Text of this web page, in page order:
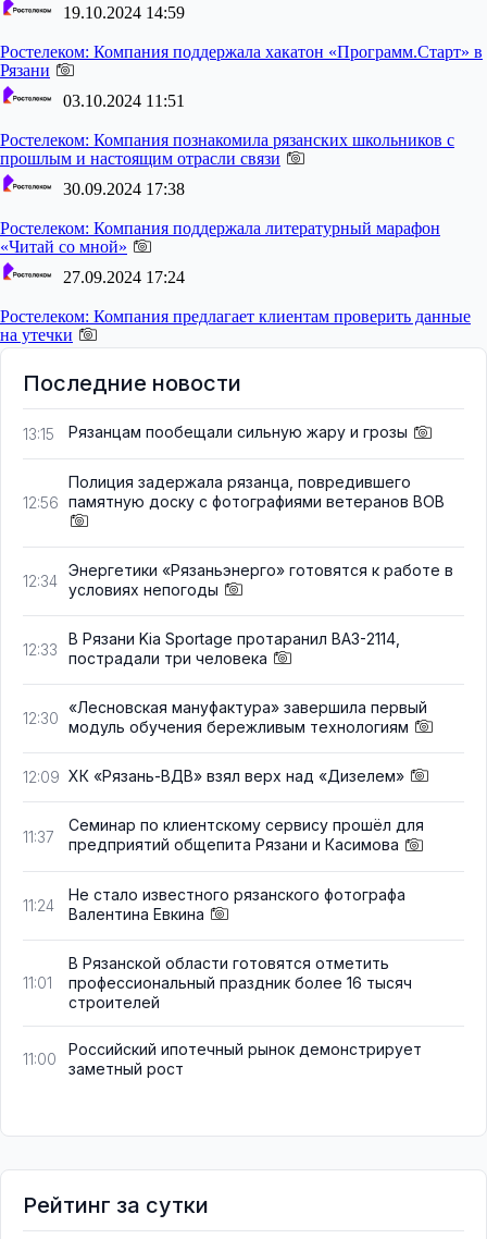
19.10.2024 14:59
Ростелеком: Компания поддержала хакатон «Программ.Старт» в
Рязани
03.10.2024 11:51
Ростелеком: Компания познакомила рязанских школьников с
прошлым и настоящим отрасли связи
30.09.2024 17:38
Ростелеком: Компания поддержала литературный марафон
«Читай со мной»
27.09.2024 17:24
Ростелеком: Компания предлагает клиентам проверить данные
на утечки
Последние новости
13:15 Рязанцам пообещали сильную жару и грозы
12:56
Полиция задержала рязанца, повредившего
памятную доску с фотографиями ветеранов ВОВ
12:34
Энергетики «Рязаньэнерго» готовятся к работе в
условиях непогоды
12:33
В Рязани Kia Sportage протаранил ВАЗ-2114,
пострадали три человека
12:30
«Лесновская мануфактура» завершила первый
модуль обучения бережливым технологиям
12:09 ХК «Рязань-ВДВ» взял верх над «Дизелем»
11:37
Семинар по клиентскому сервису прошёл для
предприятий общепита Рязани и Касимова
11:24
Не стало известного рязанского фотографа
Валентина Евкина
11:01
В Рязанской области готовятся отметить
профессиональный праздник более 16 тысяч
строителей
11:00
Российский ипотечный рынок демонстрирует
заметный рост
Рейтинг за сутки